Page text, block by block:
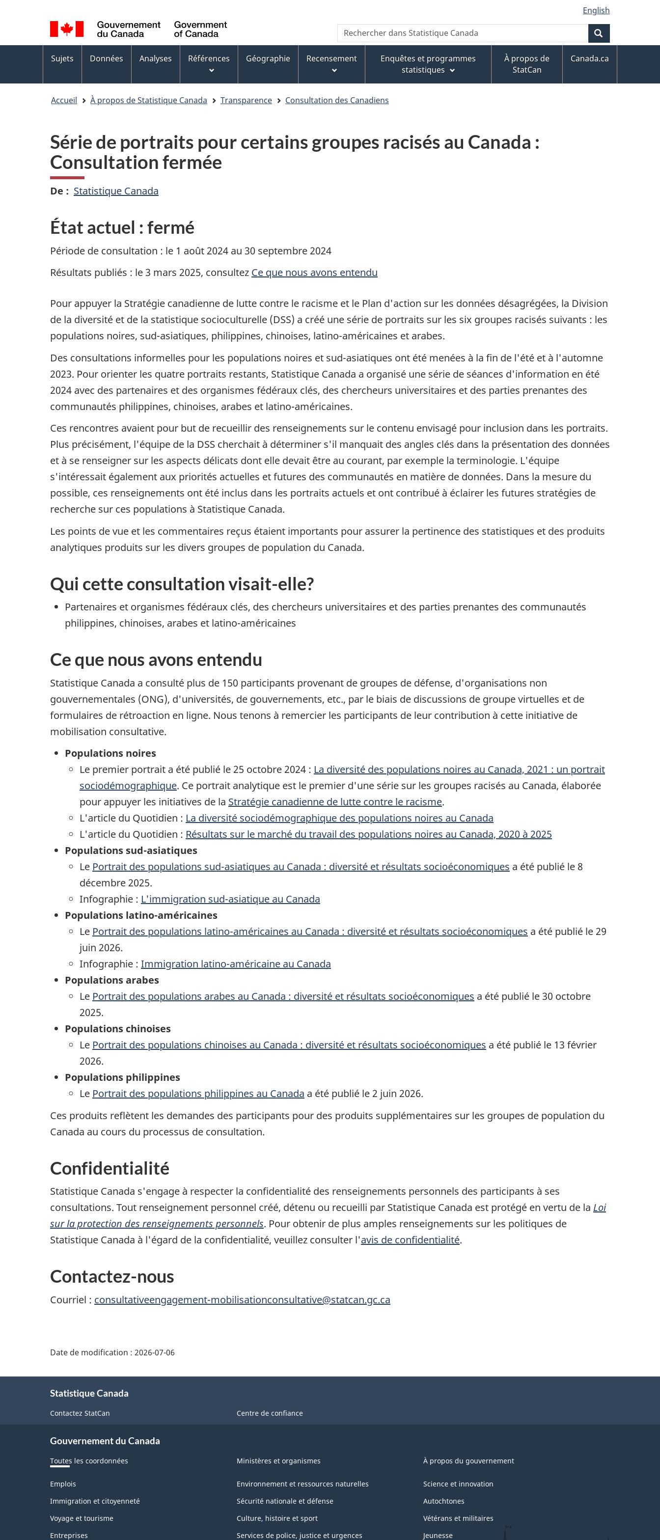
au
contenu
principal
au
pied
de
page
version
HTML
simplifiée
de
la
langue
Language
switcher
English
WxT
Search
form
Rechercher
dans
Canada
Menus
des
sujets
Sujets Données Analyses Références Géographie Recensement
Enquêtes et programmes
statistiques
À propos de
StatCan
Canada.ca
Accueil À propos de Statistique Canada Transparence Consultation des Canadiens
Série de portraits pour certains groupes racisés au Canada :
Consultation fermée
De Statistique Canada
État actuel : fermé
Période de consultation : le 1 août 2024 au 30 septembre 2024
Résultats publiés : le 3 mars 2025, consultez Ce que nous avons entendu
Pour appuyer la Stratégie canadienne de lutte contre le racisme et le Plan d'action sur les données désagrégées, la Division
de la diversité et de la statistique socioculturelle (DSS) a créé une série de portraits sur les six groupes racisés suivants : les
populations noires, sud-asiatiques, philippines, chinoises, latino-américaines et arabes.
Des consultations informelles pour les populations noires et sud-asiatiques ont été menées à la fin de l'été et à l'automne
2023. Pour orienter les quatre portraits restants, Statistique Canada a organisé une série de séances d'information en été
2024 avec des partenaires et des organismes fédéraux clés, des chercheurs universitaires et des parties prenantes des
communautés philippines, chinoises, arabes et latino-américaines.
Ces rencontres avaient pour but de recueillir des renseignements sur le contenu envisagé pour inclusion dans les portraits.
Plus précisément, l'équipe de la DSS cherchait à déterminer s'il manquait des angles clés dans la présentation des données
et à se renseigner sur les aspects délicats dont elle devait être au courant, par exemple la terminologie. L'équipe
s'intéressait également aux priorités actuelles et futures des communautés en matière de données. Dans la mesure du
possible, ces renseignements ont été inclus dans les portraits actuels et ont contribué à éclairer les futures stratégies de
recherche sur ces populations à Statistique Canada.
Les points de vue et les commentaires reçus étaient importants pour assurer la pertinence des statistiques et des produits
analytiques produits sur les divers groupes de population du Canada.
Qui cette consultation visait-elle?
Partenaires et organismes fédéraux clés, des chercheurs universitaires et des parties prenantes des communautés
philippines, chinoises, arabes et latino-américaines
Ce que nous avons entendu
Statistique Canada a consulté plus de 150 participants provenant de groupes de défense, d'organisations non
gouvernementales (ONG), d'universités, de gouvernements, etc., par le biais de discussions de groupe virtuelles et de
formulaires de rétroaction en ligne. Nous tenons à remercier les participants de leur contribution à cette initiative de
mobilisation consultative.
Populations noires
Le premier portrait a été publié le 25 octobre 2024 : La diversité des populations noires au Canada, 2021 : un portrait
sociodémographique. Ce portrait analytique est le premier d'une série sur les groupes racisés au Canada, élaborée
pour appuyer les initiatives de la Stratégie canadienne de lutte contre le racisme.
L'article du Quotidien : La diversité sociodémographique des populations noires au Canada
L'article du Quotidien : Résultats sur le marché du travail des populations noires au Canada, 2020 à 2025
Populations sud-asiatiques
Le Portrait des populations sud-asiatiques au Canada : diversité et résultats socioéconomiques a été publié le 8
décembre 2025.
Infographie : L'immigration sud-asiatique au Canada
Populations latino-américaines
Le Portrait des populations latino-américaines au Canada : diversité et résultats socioéconomiques a été publié le 29
juin 2026.
Infographie : Immigration latino-américaine au Canada
Populations arabes
Le Portrait des populations arabes au Canada : diversité et résultats socioéconomiques a été publié le 30 octobre
2025.
Populations chinoises
Le Portrait des populations chinoises au Canada : diversité et résultats socioéconomiques a été publié le 13 février
2026.
Populations philippines
Le Portrait des populations philippines au Canada a été publié le 2 juin 2026.
Ces produits reflètent les demandes des participants pour des produits supplémentaires sur les groupes de population du
Canada au cours du processus de consultation.
Confidentialité
Statistique Canada s'engage à respecter la confidentialité des renseignements personnels des participants à ses
consultations. Tout renseignement personnel créé, détenu ou recueilli par Statistique Canada est protégé en vertu de la Loi
sur la protection des renseignements personnels. Pour obtenir de plus amples renseignements sur les politiques de
Statistique Canada à l'égard de la confidentialité, veuillez consulter l'avis de confidentialité.
Contactez-nous
Courriel : consultativeengagement-mobilisationconsultative@statcan.gc.ca
Date de modification : 2026-07-06
Statistique Canada
Contactez StatCan Centre de confiance
Gouvernement du Canada
Toutes les coordonnées Ministères et organismes À propos du gouvernement
Thèmes
sujets
Emplois
Immigration et citoyenneté
Voyage et tourisme
Entreprises
Environnement et ressources naturelles
Sécurité nationale et défense
Culture, histoire et sport
Services de police, justice et urgences
Science et innovation
Autochtones
Vétérans et militaires
Jeunesse